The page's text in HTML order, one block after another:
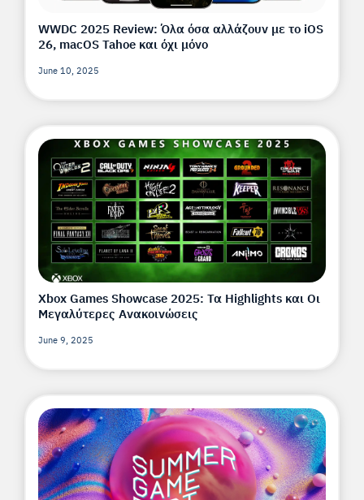
WWDC 2025 Review: Όλα όσα αλλάζουν με το iOS
26, macOS Tahoe και όχι μόνο
June 10, 2025
Xbox Games Showcase 2025: Τα Highlights και Οι
Μεγαλύτερες Ανακοινώσεις
June 9, 2025